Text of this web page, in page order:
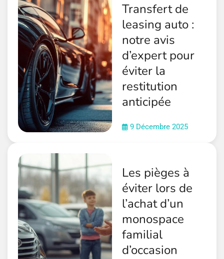
Transfert de
leasing auto :
notre avis
d’expert pour
éviter la
restitution
anticipée
9 Décembre 2025
Les pièges à
éviter lors de
l’achat d’un
monospace
familial
d’occasion